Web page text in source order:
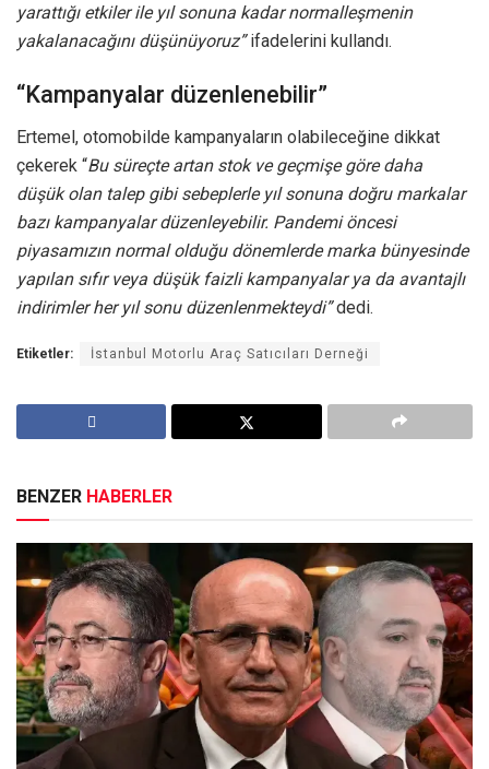
yarattığı etkiler ile yıl sonuna kadar normalleşmenin
yakalanacağını düşünüyoruz”ifadelerini kullandı.
“Kampanyalar düzenlenebilir”
Ertemel, otomobilde kampanyaların olabileceğine dikkat
çekerek “Bu süreçte artan stok ve geçmişe göre daha
düşük olan talep gibi sebeplerle yıl sonuna doğru markalar
bazı kampanyalar düzenleyebilir. Pandemi öncesi
piyasamızın normal olduğu dönemlerde marka bünyesinde
yapılan sıfır veya düşük faizli kampanyalar ya da avantajlı
indirimler her yıl sonu düzenlenmekteydi”dedi.
Etiketler: İstanbul Motorlu Araç Satıcıları Derneği
BENZER HABERLER